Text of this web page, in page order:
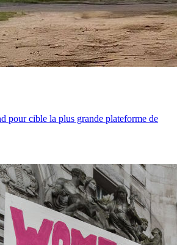
pour cible la plus grande plateforme de